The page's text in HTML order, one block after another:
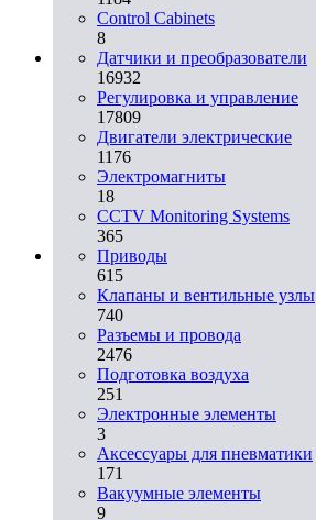
Control Cabinets
8
Датчики и преобразователи
16932
Регулировка и управление
17809
Двигатели электрические
1176
Электромагниты
18
CCTV Monitoring Systems
365
Приводы
615
Клапаны и вентильные узлы
740
Разъемы и провода
2476
Подготовка воздуха
251
Электронные элементы
3
Аксессуары для пневматики
171
Вакуумные элементы
9